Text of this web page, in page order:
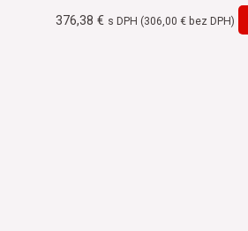
376,38€ s DPH (306,00€ bez DPH)